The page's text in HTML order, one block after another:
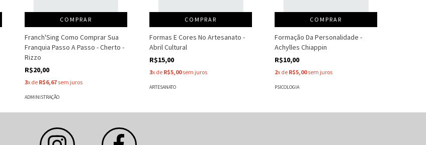
COMPRAR
Franch'Sing Como Comprar Sua
Franquia Passo A Passo - Cherto -
Rizzo
R$20,00
3x de R$6,67sem juros
ADMINISTRAÇÃO
COMPRAR
Formas E Cores No Artesanato -
Abril Cultural
R$15,00
3x de R$5,00sem juros
ARTESANATO
COMPRAR
Formação Da Personalidade -
Achylles Chiappin
R$10,00
2x de R$5,00sem juros
PSICOLOGIA